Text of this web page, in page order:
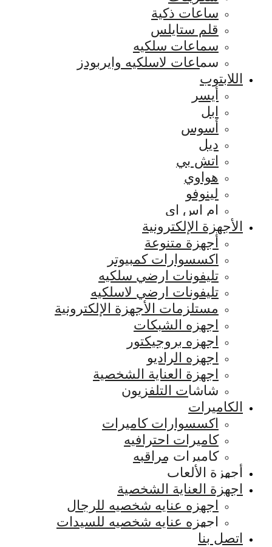
ساعات ذكية
قلم ستايلس
سماعات سلكيه
سماعات لاسلكيه وايربودز
اللابتوب
أيسر
ابل
أسوس
ديل
اتش بي
هواوي
لينوفو
ام اس اي
الأجهزة الإلكترونية
أجهزة متنوعة
اكسسوارات كمبيوتر
تليفونات ارضي سلكيه
تليفونات ارضي لاسلكيه
مستلزمات الأجهزة الإلكترونية
اجهزه الشبكات
اجهزه بروجيكتور
اجهزه الراديو
اجهزة العناية الشخصية
شاشات التلفزيون
الكاميرات
اكسسوارات كاميرات
كاميرات احترافيه
كاميرات مراقبه
أجهزة الألعاب
اجهزة العناية الشخصية
اجهزه عنايه شخصيه للرجال
اجهزه عنايه شخصيه للسيدات
اتصل بنا